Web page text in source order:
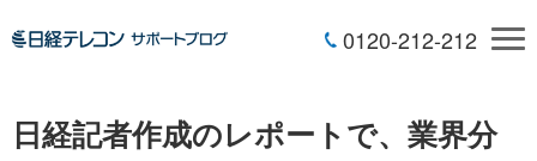
0120-212-212
日経記者作成のレポートで、業界分